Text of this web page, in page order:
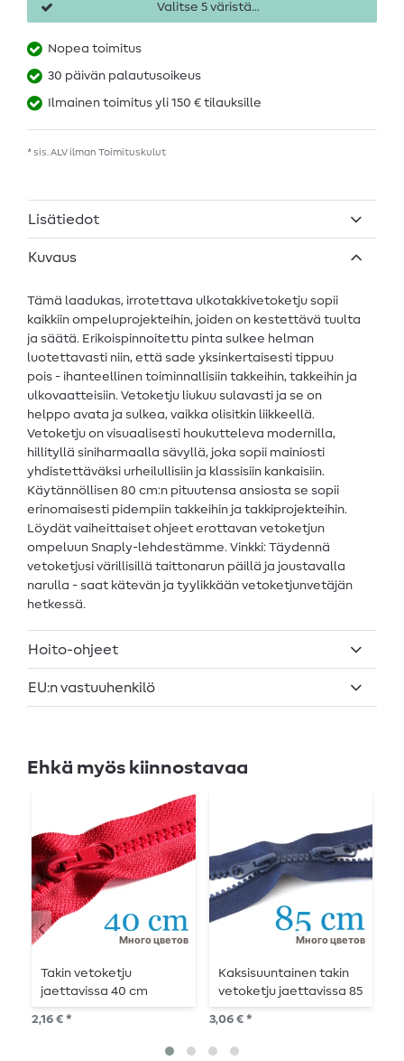
Valitse 5 väristä...
Nopea toimitus
30 päivän palautusoikeus
Ilmainen toimitus yli 150 € tilauksille
* sis. ALV ilman Toimituskulut
Lisätiedot
Kuvaus
Tämä laadukas, irrotettava ulkotakkivetoketju sopii
kaikkiin ompeluprojekteihin, joiden on kestettävä tuulta
ja säätä. Erikoispinnoitettu pinta sulkee helman
luotettavasti niin, että sade yksinkertaisesti tippuu
pois - ihanteellinen toiminnallisiin takkeihin, takkeihin ja
ulkovaatteisiin. Vetoketju liukuu sulavasti ja se on
helppo avata ja sulkea, vaikka olisitkin liikkeellä.
Vetoketju on visuaalisesti houkutteleva modernilla,
hillityllä siniharmaalla sävyllä, joka sopii mainiosti
yhdistettäväksi urheilullisiin ja klassisiin kankaisiin.
Käytännöllisen 80 cm:n pituutensa ansiosta se sopii
erinomaisesti pidempiin takkeihin ja takkiprojekteihin.
Löydät vaiheittaiset ohjeet erottavan vetoketjun
ompeluun Snaply-lehdestämme. Vinkki: Täydennä
vetoketjusi värillisillä taittonarun päillä ja joustavalla
narulla - saat kätevän ja tyylikkään vetoketjunvetäjän
hetkessä.
Hoito-ohjeet
EU:n vastuuhenkilö
Ehkä myös kiinnostavaa
Много цветов
Takin vetoketju
jaettavissa 40 cm
2,16 € *
Много цветов
Kaksisuuntainen takin
vetoketju jaettavissa 85
cm
3,06 € *